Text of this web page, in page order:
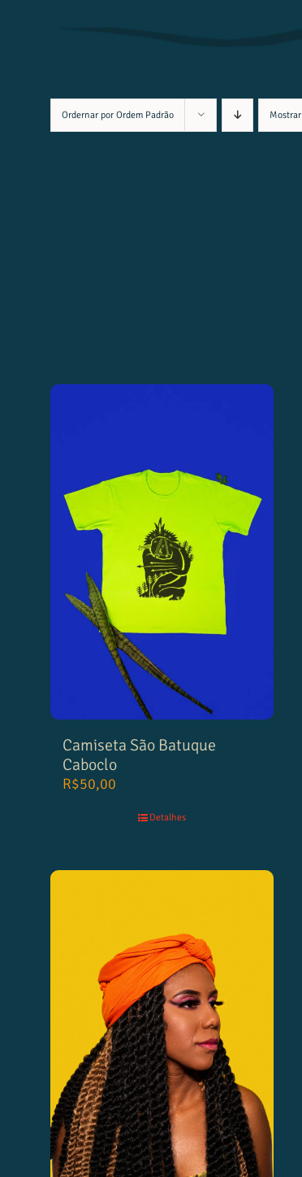
Ordernar por Ordem Padrão Mostrar
Camiseta São Batuque
Caboclo
R$50,00
Detalhes